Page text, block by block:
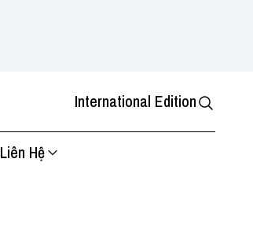
International Edition
Liên Hệ